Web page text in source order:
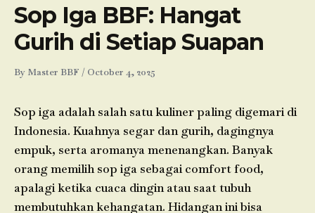
Sop Iga BBF: Hangat
Gurih di Setiap Suapan
By Master BBF / October 4, 2025
Sop iga adalah salah satu kuliner paling digemari di
Indonesia. Kuahnya segar dan gurih, dagingnya
empuk, serta aromanya menenangkan. Banyak
orang memilih sop iga sebagai comfort food,
apalagi ketika cuaca dingin atau saat tubuh
membutuhkan kehangatan. Hidangan ini bisa